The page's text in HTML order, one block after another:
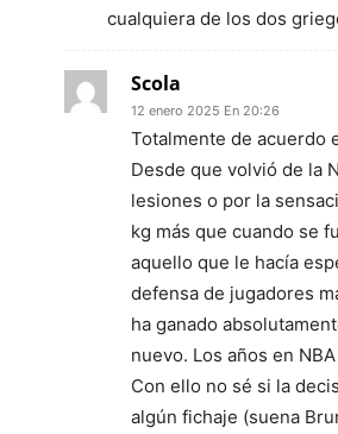
cualquiera de los dos
Scola
12 enero 2025 En 20:26
Totalmente de acuerdo
Desde que volvió de la
lesiones o por la
kg más que cuando se
aquello que le hacía
defensa de jugadores
ha ganado
nuevo. Los años en
Con ello no sé si la
algún fichaje (suena